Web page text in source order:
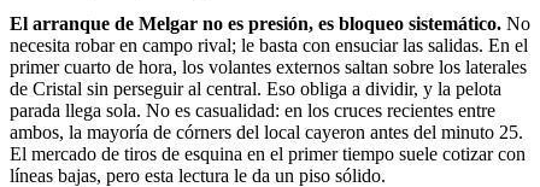
El arranque de Melgar no es presión, es bloqueo sistemático. No
necesita robar en campo rival; le basta con ensuciar las salidas. En el
primer cuarto de hora, los volantes externos saltan sobre los laterales
de Cristal sin perseguir al central. Eso obliga a dividir, y la pelota
parada llega sola. No es casualidad: en los cruces recientes entre
ambos, la mayoría de córners del local cayeron antes del minuto 25.
El mercado de tiros de esquina en el primer tiempo suele cotizar con
líneas bajas, pero esta lectura le da un piso sólido.